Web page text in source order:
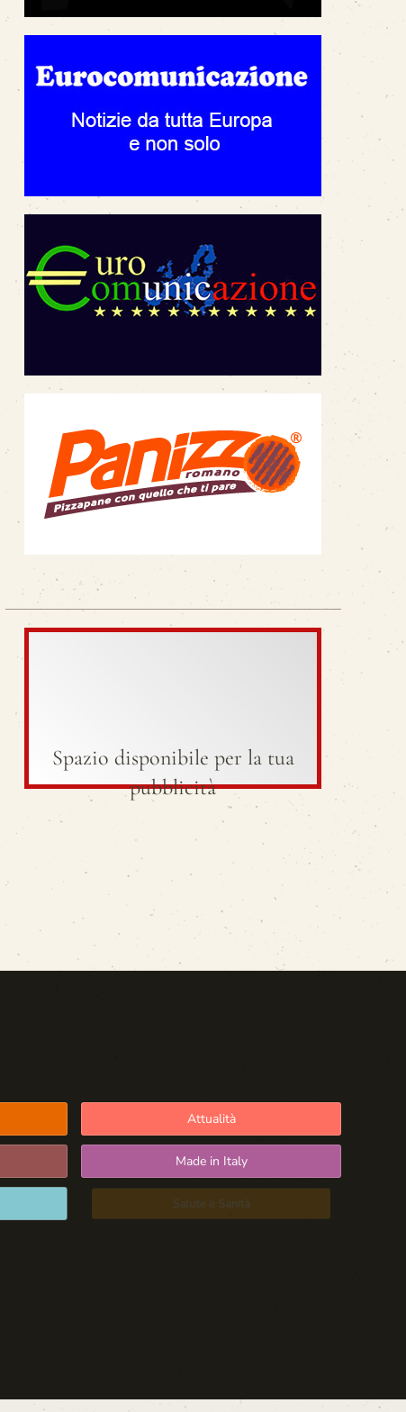
Spazio disponibile per la tua
pubblicità
Attualità
Made in Italy
Salute e Sanità